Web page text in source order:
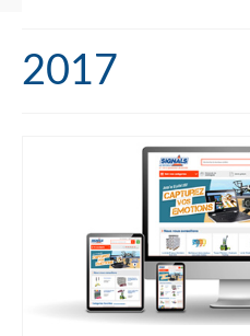
Qui sommes-nous ?
2017